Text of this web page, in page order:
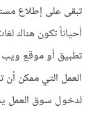
تبقى على إطلاع
أحياناً تكون هناك
تطبيق أو موقع ويب
العمل التي ممكن
لدخول سوق العمل